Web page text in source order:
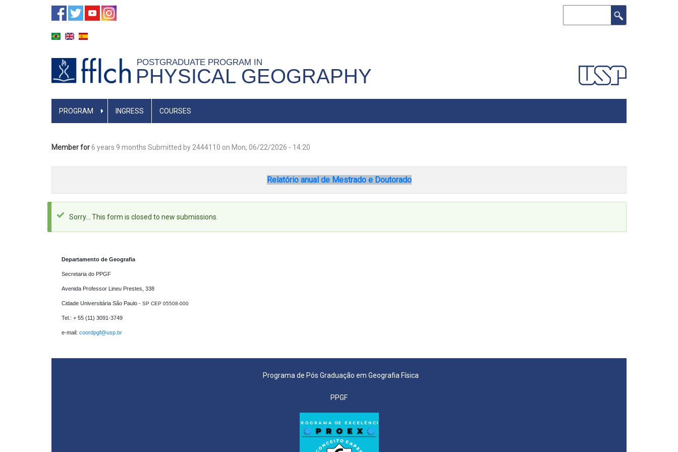
POSTGRADUATE PROGRAM IN
PHYSICAL GEOGRAPHY
MAIN
PROGRAM INGRESS COURSES
Member for6 years 9 months Submitted by 2444110 on Mon, 06/22/2026 - 14:20
Relatório anual de Mestrado e Doutorado
Status
message
Sorry… This form is closed to new submissions.
Departamento de Geografia
Secretaria do PPGF
Avenida Professor Lineu Prestes, 338
Cidade Universitária São Paulo - SP CEP 05508-000
Tel.: + 55 (11) 3091-3749
e-mail: coordpgf@usp.br
Programa de Pós Graduação em Geografia Física
PPGF